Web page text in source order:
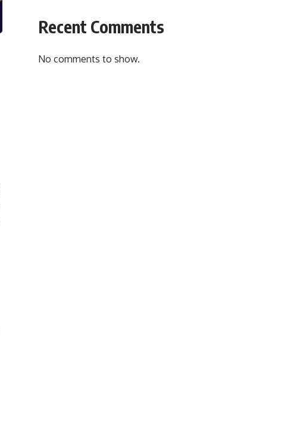
Recent Comments
No comments to show.